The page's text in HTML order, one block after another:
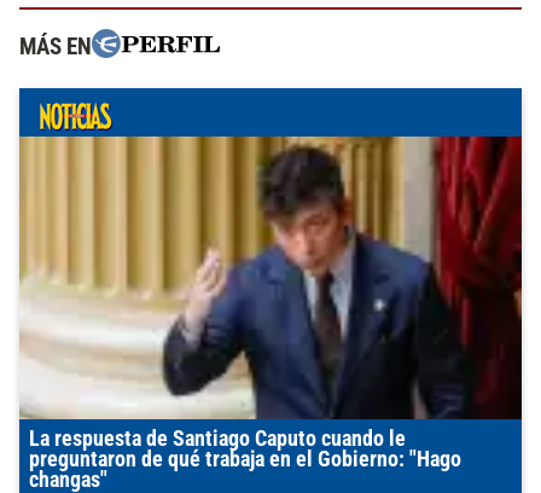
MÁS EN
La respuesta de Santiago Caputo cuando le
preguntaron de qué trabaja en el Gobierno: "Hago
changas"